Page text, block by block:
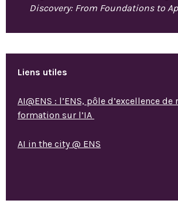
Discovery: From Foundations to
Liens utiles
AI@ENS : l’ENS, pôle d’excellence
formation sur l’IA
AI in the city @ ENS